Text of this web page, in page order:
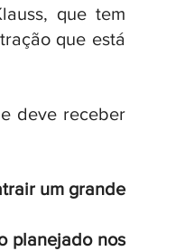
que tem
que está
deve receber
um grande
planejado nos